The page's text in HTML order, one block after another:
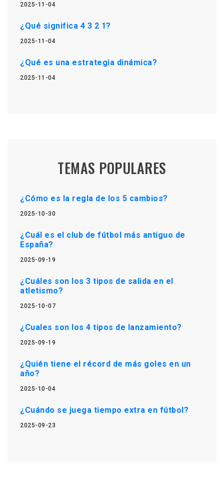
2025-11-04
¿Qué significa 4 3 2 1?
2025-11-04
¿Qué es una estrategia dinámica?
2025-11-04
TEMAS POPULARES
¿Cómo es la regla de los 5 cambios?
2025-10-30
¿Cuál es el club de fútbol más antiguo de
España?
2025-09-19
¿Cuáles son los 3 tipos de salida en el
atletismo?
2025-10-07
¿Cuales son los 4 tipos de lanzamiento?
2025-09-19
¿Quién tiene el récord de más goles en un
año?
2025-10-04
¿Cuándo se juega tiempo extra en fútbol?
2025-09-23